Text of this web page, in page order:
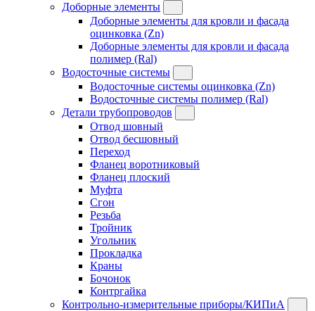
Доборные элементы
Доборные элементы для кровли и фасада
оцинковка (Zn)
Доборные элементы для кровли и фасада
полимер (Ral)
Водосточные системы
Водосточные системы оцинковка (Zn)
Водосточные системы полимер (Ral)
Детали трубопроводов
Отвод шовный
Отвод бесшовный
Переход
Фланец воротниковый
Фланец плоский
Муфта
Сгон
Резьба
Тройник
Угольник
Прокладка
Краны
Бочонок
Контргайка
Контрольно-измерительные приборы/КИПиА